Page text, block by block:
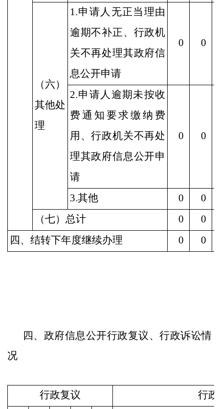
（六）
其他处
理
1.申请人无正当理由
逾期不补正、行政机
关不再处理其政府信
息公开申请
0 0
2.申请人逾期未按收
费通知要求缴纳费
用、行政机关不再处
理其政府信息公开申
请
0 0
3.其他 0 0
（七）总计
0 0
四、结转下年度继续办理
0 0
四、政府信息公开行政复议、行政诉讼情
况
行政复议 行